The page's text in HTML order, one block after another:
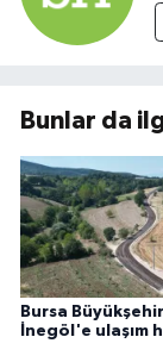
Bunlar da
Bursa
İnegöl'e ulaşım